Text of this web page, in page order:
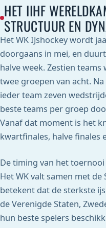
HET IIHF
STRUCTUUR EN
Het WK IJshockey wordt
doorgaans in mei, en
halve week. Zestien
twee groepen van acht.
ieder team zeven
beste teams per groep
Vanaf dat moment is het
kwartfinales, halve finales
De timing van het
Het WK valt samen met de
betekent dat de sterkste
de Verenigde Staten,
hun beste spelers